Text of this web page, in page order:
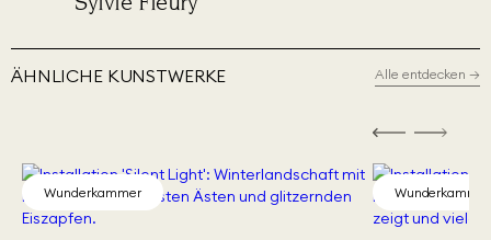
ÄHNLICHE KUNSTWERKE Alle entdecken →
Wunderkammer Wunderkammer